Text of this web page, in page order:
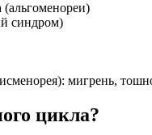
синдром)
мигрень,
цикла?